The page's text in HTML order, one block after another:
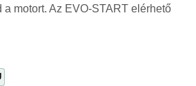
motort. Az EVO-START elérhető